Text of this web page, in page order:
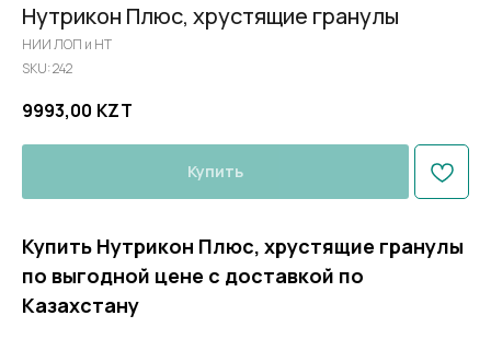
Нутрикон Плюс, хрустящие гранулы
НИИ ЛОП и НТ
SKU:242
9993,00 KZT
Купить
Купить Нутрикон Плюс, хрустящие гранулы
по выгодной цене с доставкой по
Казахстану